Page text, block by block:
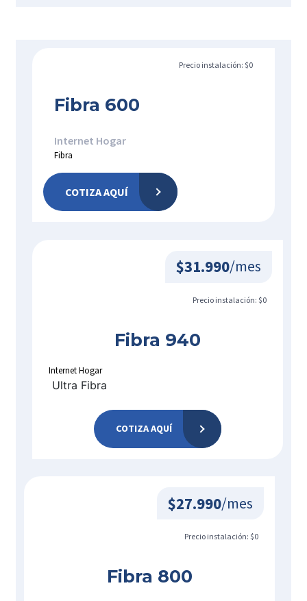
Precio instalación: $0
Fibra 600
Internet Hogar
Fibra
COTIZA AQUÍ
$31.990/mes
Precio instalación: $0
Fibra 940
Internet Hogar
Ultra Fibra
COTIZA AQUÍ
$27.990/mes
Precio instalación: $0
Fibra 800